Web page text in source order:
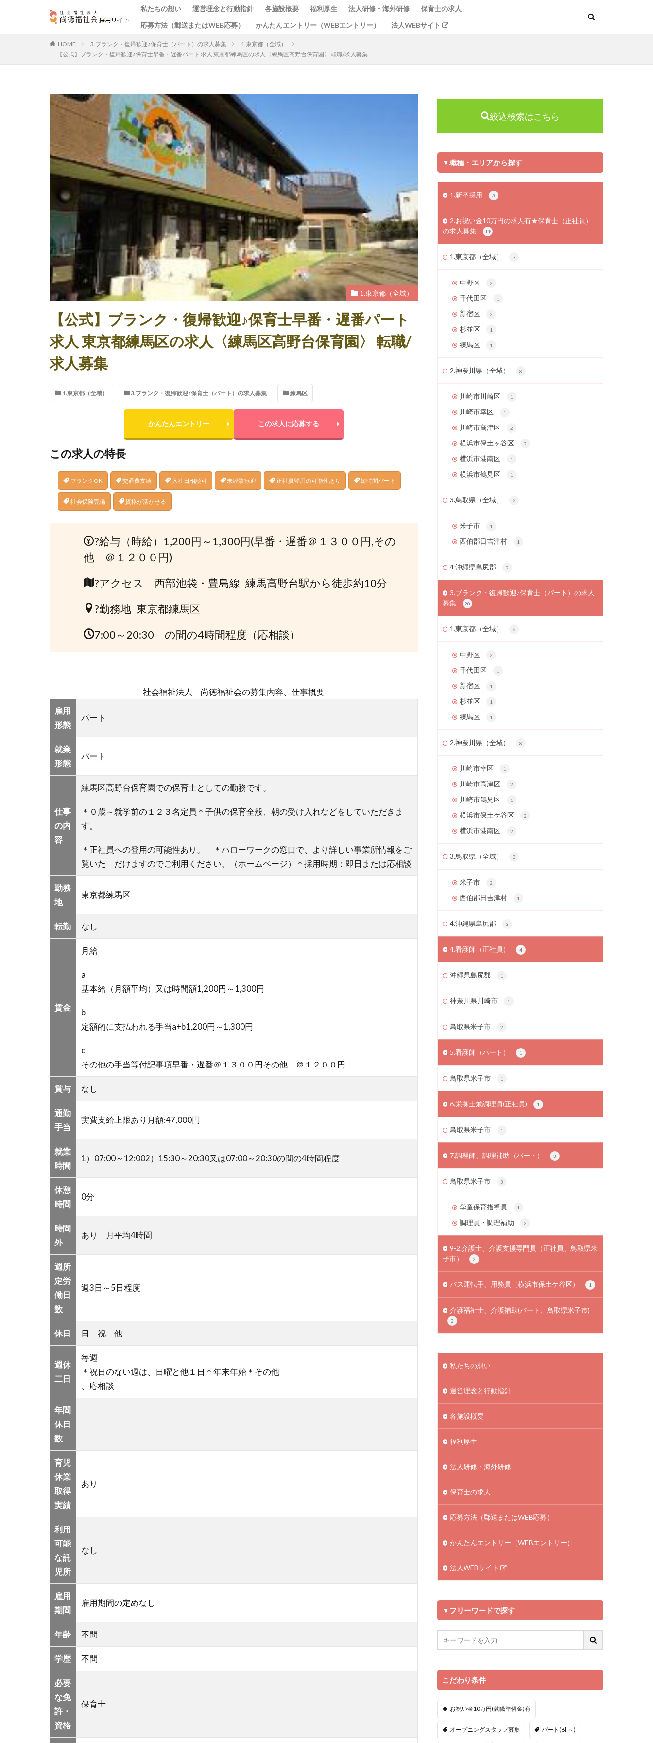
私たちの想い 運営理念と行動指針 各施設概要 福利厚生 法人研修・海外研修
保育士の求人
応募方法（郵送またはWEB応募）
かんたんエントリー（WEBエントリー） 法人WEBサイト
HOME 3.ブランク・復帰歓迎♪保育士（パート）の求人募集
1.東京都（全域）
【公式】ブランク・復帰歓迎♪保育士早番・遅番パート 求人 東京都練馬区の求人〈練馬区高野台保育園〉 転職/求人募集
1.東京都（全域）
【公式】ブランク・復帰歓迎♪保育士早番・遅番パート
求人 東京都練馬区の求人〈練馬区高野台保育園〉 転職/
求人募集
1.東京都（全域） 3.ブランク・復帰歓迎♪保育士（パート）の求人募集 練馬区
かんたんエントリー この求人に応募する
この求人の特長
ブランクOK 交通費支給 入社日相談可 未経験歓迎 正社員登用の可能性あり 短時間パート
社会保険完備 資格が活かせる
?給与（時給）1,200円～1,300円(早番・遅番＠１３００円,その
他 ＠１２００円)
?アクセス 西部池袋・豊島線 練馬高野台駅から徒歩約10分
?勤務地 東京都練馬区
7:00～20:30 の間の4時間程度（応相談）
社会福祉法人 尚徳福祉会の募集内容、仕事概要
雇用
形態
パート
就業
形態
パート
仕事
の内
容
練馬区高野台保育園での保育士としての勤務です。
＊０歳～就学前の１２３名定員＊子供の保育全般、朝の受け入れなどをしていただきま
す。
＊正社員への登用の可能性あり。 ＊ハローワークの窓口で、より詳しい事業所情報をご
覧いた だけますのでご利用ください。（ホームページ）＊採用時期：即日または応相談
勤務
地
東京都練馬区
転勤 なし
賃金
月給
a
基本給（月額平均）又は時間額1,200円～1,300円
b
定額的に支払われる手当a+b1,200円～1,300円
c
その他の手当等付記事項早番・遅番＠１３００円その他 ＠１２００円
賞与 なし
通勤
手当
実費支給上限あり月額:47,000円
就業
時間
1）07:00～12:002）15:30～20:30又は07:00～20:30の間の4時間程度
休憩
時間
0分
時間
外
あり 月平均4時間
週所
定労
働日
数
週3日～5日程度
休日 日 祝 他
週休
二日
毎週
＊祝日のない週は、日曜と他１日＊年末年始＊その他
、応相談
年間
休日
数
育児
休業
取得
実績
あり
利用
可能
な託
児所
なし
雇用
期間
雇用期間の定めなし
年齢 不問
学歴 不問
必要
な免
許・
資格
保育士
絞込検索はこちら
▼職種・エリアから探す
1.新卒採用 3
2.お祝い金10万円の求人有★保育士（正社員）
の求人募集
19
1.東京都（全域） 7
中野区 2
千代田区 1
新宿区 2
杉並区 1
練馬区 1
2.神奈川県（全域） 8
川崎市川崎区 1
川崎市幸区 1
川崎市高津区 2
横浜市保土ヶ谷区 2
横浜市港南区 1
横浜市鶴見区 1
3.鳥取県（全域） 2
米子市 1
西伯郡日吉津村 1
4.沖縄県島尻郡 2
3.ブランク・復帰歓迎♪保育士（パート）の求人
募集
20
1.東京都（全域） 6
中野区 2
千代田区 1
新宿区 1
杉並区 1
練馬区 1
2.神奈川県（全域） 8
川崎市幸区 1
川崎市高津区 2
川崎市鶴見区 1
横浜市保土ケ谷区 2
横浜市港南区 2
3.鳥取県（全域） 3
米子市 2
西伯郡日吉津村 1
4.沖縄県島尻郡 3
4.看護師（正社員） 4
沖縄県島尻郡 1
神奈川県川崎市 1
鳥取県米子市 2
5.看護師（パート） 1
鳥取県米子市 1
6.栄養士兼調理員(正社員) 1
鳥取県米子市 1
7.調理師、調理補助（パート） 3
鳥取県米子市 3
学童保育指導員 1
調理員・調理補助 2
9-2.介護士、介護支援専門員（正社員、鳥取県米
子市）
2
バス運転手、用務員（横浜市保土ケ谷区） 1
介護福祉士、介護補助(パート、鳥取県米子市)
2
私たちの想い
運営理念と行動指針
各施設概要
福利厚生
法人研修・海外研修
保育士の求人
応募方法（郵送またはWEB応募）
かんたんエントリー（WEBエントリー）
法人WEBサイト
▼フリーワードで探す
こだわり条件
お祝い金10万円(就職準備金)有
オープニングスタッフ募集 パート(6h～)